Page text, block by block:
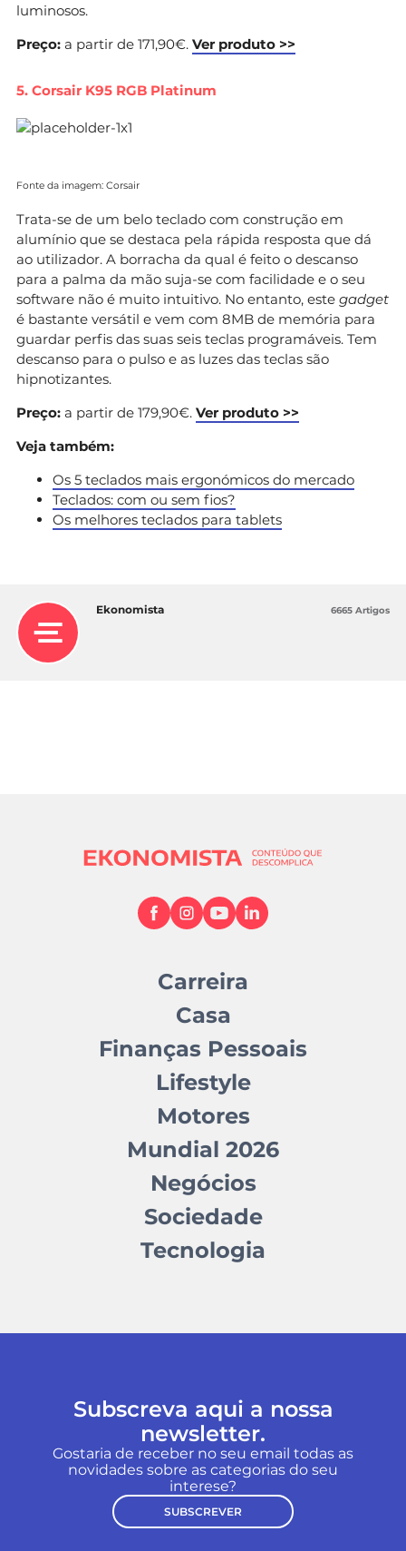
luminosos.
Preço: a partir de 171,90€. Ver produto >>
5. Corsair K95 RGB Platinum
Fonte da imagem: Corsair
Trata-se de um belo teclado com construção em
alumínio que se destaca pela rápida resposta que dá
ao utilizador. A borracha da qual é feito o descanso
para a palma da mão suja-se com facilidade e o seu
software não é muito intuitivo. No entanto, este gadget
é bastante versátil e vem com 8MB de memória para
guardar perfis das suas seis teclas programáveis. Tem
descanso para o pulso e as luzes das teclas são
hipnotizantes.
Preço: a partir de 179,90€. Ver produto >>
Veja também:
Os 5 teclados mais ergonómicos do mercado
Teclados: com ou sem fios?
Os melhores teclados para tablets
Ekonomista 6665 Artigos
Carreira
Casa
Finanças Pessoais
Lifestyle
Motores
Mundial 2026
Negócios
Sociedade
Tecnologia
Subscreva aqui a nossa
newsletter.
Gostaria de receber no seu email todas as
novidades sobre as categorias do seu
interese?
SUBSCREVER